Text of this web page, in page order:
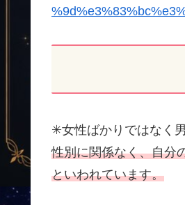
✳女性ばかりではなく
性別に関係なく、自分
といわれています。